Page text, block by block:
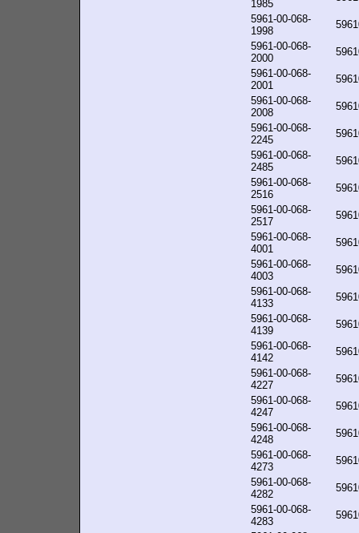
1985
5961-00-068-
1998
5961-00-068-
2000
5961-00-068-
2001
5961-00-068-
2008
5961-00-068-
2245
5961-00-068-
2485
5961-00-068-
2516
5961-00-068-
2517
5961-00-068-
4001
5961-00-068-
4003
5961-00-068-
4133
5961-00-068-
4139
5961-00-068-
4142
5961-00-068-
4227
5961-00-068-
4247
5961-00-068-
4248
5961-00-068-
4273
5961-00-068-
4282
5961-00-068-
4283